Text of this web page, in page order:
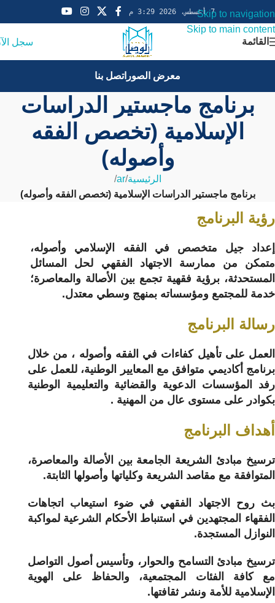
Skip to navigation
Skip to main content
7 أغسطس، 2026 3:29 م
القائمة سجل
معرض الصور اتصل بنا
برنامج ماجستير الدراسات
الإسلامية (تخصص الفقه
وأصوله)
الرئيسية/
ar
/
برنامج ماجستير الدراسات الإسلامية (تخصص الفقه وأصوله)
رؤية البرنامج
إعداد جيل متخصص في الفقه الإسلامي وأصوله،
متمكن من ممارسة الاجتهاد الفقهي لحل المسائل
المستحدثة، برؤية فقهية تجمع بين الأصالة والمعاصرة؛
خدمة للمجتمع ومؤسساته بمنهج وسطي معتدل.
رسالة البرنامج
العمل على تأهيل كفاءات في الفقه وأصوله ، من خلال
برنامج أكاديمي متوافق مع المعايير الوطنية، للعمل على
رفد المؤسسات الدعوية والقضائية والتعليمية الوطنية
بكوادر على مستوى عال من المهنية .
أهداف البرنامج
ترسيخ مبادئ الشريعة الجامعة بين الأصالة والمعاصرة،
المتوافقة مع مقاصد الشريعة وكلياتها وأصولها الثابتة.
بث روح الاجتهاد الفقهي في ضوء استيعاب اتجاهات
الفقهاء المجتهدين في استنباط الأحكام الشرعية لمواكبة
النوازل المستجدة.
ترسيخ مبادئ التسامح والحوار، وتأسيس أصول التواصل
مع كافة الفئات المجتمعية، والحفاظ على الهوية
الإسلامية للأمة ونشر ثقافتها.